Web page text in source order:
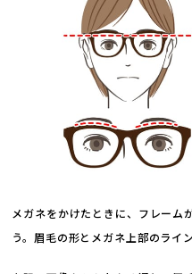
メガネをかけたときに、フレーム
う。眉毛の形とメガネ上部のライ